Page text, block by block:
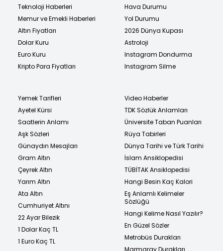
Teknoloji Haberleri
Memur ve Emekli Haberleri
Altın Fiyatları
Dolar Kuru
Euro Kuru
Kripto Para Fiyatları
Hava Durumu
Yol Durumu
2026 Dünya Kupası
Astroloji
Instagram Dondurma
Instagram Silme
Yemek Tarifleri
Ayetel Kürsi
Saatlerin Anlamı
Aşk Sözleri
Günaydın Mesajları
Gram Altın
Çeyrek Altın
Yarım Altın
Ata Altın
Cumhuriyet Altını
22 Ayar Bilezik
1 Dolar Kaç TL
1 Euro Kaç TL
Video Haberler
TDK Sözlük Anlamları
Üniversite Taban Puanları
Rüya Tabirleri
Dünya Tarihi ve Türk Tarihi
İslam Ansiklopedisi
TÜBİTAK Ansiklopedisi
Hangi Besin Kaç Kalori
Eş Anlamlı Kelimeler
Sözlüğü
Hangi Kelime Nasıl Yazılır?
En Güzel Sözler
Metrobüs Durakları